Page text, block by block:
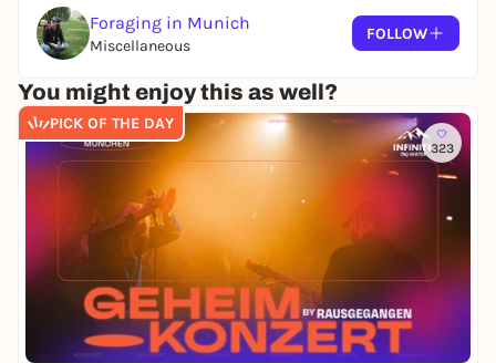
Foraging in Munich
Miscellaneous
FOLLOW
You might enjoy this as well?
PICK OF THE DAY
323